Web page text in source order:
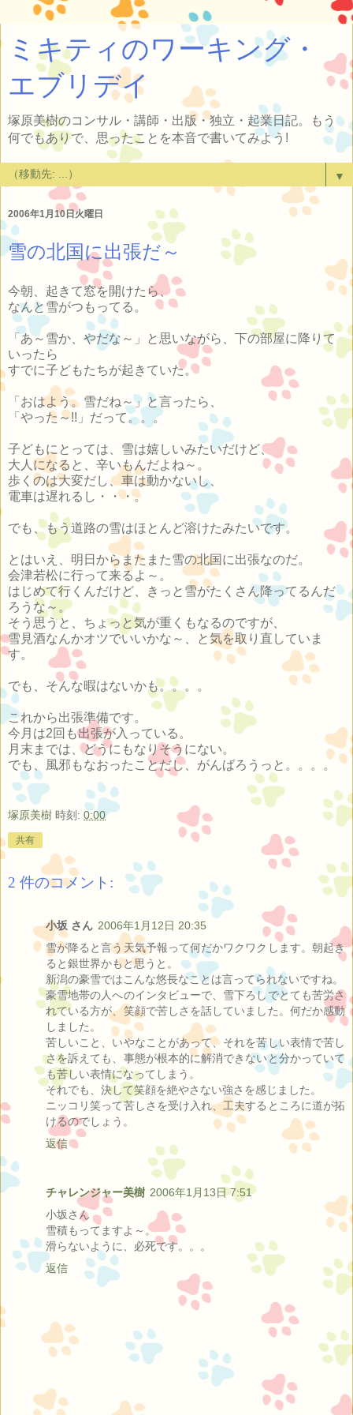
ミキティのワーキング・
エブリデイ
塚原美樹のコンサル・講師・出版・独立・起業日記。もう
何でもありで、思ったことを本音で書いてみよう!
▼
2006年1月10日火曜日
雪の北国に出張だ～
今朝、起きて窓を開けたら、
なんと雪がつもってる。
「あ～雪か、やだな～」と思いながら、下の部屋に降りて
いったら
すでに子どもたちが起きていた。
「おはよう。雪だね～」と言ったら、
「やった～!!」だって。。。
子どもにとっては、雪は嬉しいみたいだけど、
大人になると、辛いもんだよね～。
歩くのは大変だし、車は動かないし、
電車は遅れるし・・・。
でも、もう道路の雪はほとんど溶けたみたいです。
とはいえ、明日からまたまた雪の北国に出張なのだ。
会津若松に行って来るよ～。
はじめて行くんだけど、きっと雪がたくさん降ってるんだ
ろうな～。
そう思うと、ちょっと気が重くもなるのですが、
雪見酒なんかオツでいいかな～、と気を取り直していま
す。
でも、そんな暇はないかも。。。。
これから出張準備です。
今月は2回も出張が入っている。
月末までは、どうにもなりそうにない。
でも、風邪もなおったことだし、がんばろうっと。。。。
塚原美樹 時刻: 0:00
共有
2 件のコメント:
小坂 さん 2006年1月12日 20:35
雪が降ると言う天気予報って何だかワクワクします。朝起き
ると銀世界かもと思うと。
新潟の豪雪ではこんな悠長なことは言ってられないですね。
豪雪地帯の人へのインタビューで、雪下ろしでとても苦労さ
れている方が、笑顔で苦しさを話していました。何だか感動
しました。
苦しいこと、いやなことがあって、それを苦しい表情で苦し
さを訴えても、事態が根本的に解消できないと分かっていて
も苦しい表情になってしまう。
それでも、決して笑顔を絶やさない強さを感じました。
ニッコリ笑って苦しさを受け入れ、工夫するところに道が拓
けるのでしょう。
返信
チャレンジャー美樹 2006年1月13日 7:51
小坂さん
雪積もってますよ～。
滑らないように、必死です。。。
返信